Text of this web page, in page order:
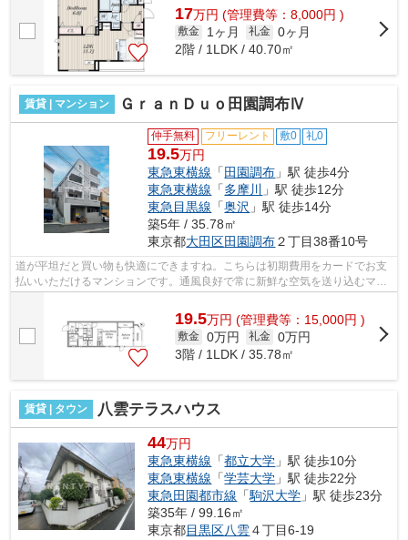
17万円 (管理費等：8,000円 )
敷金 1ヶ月 礼金 0ヶ月
2階 / 1LDK / 40.70㎡
賃貸 | マンション ＧｒａｎＤｕｏ田園調布Ⅳ
仲手無料 フリーレント 敷0 礼0
19.5万円
東急東横線 「 田園調布 」駅 徒歩4分
東急東横線 「多摩川
」駅 徒歩12分
東急目黒線 「奥沢 」駅 徒歩14分
築5年 / 35.78㎡
東京都大田区田園調布２丁目38番10号
道が平坦だと買い物も快適にできますね。こちらは初期費用をカードでお支
払いいただけるマンションです。通風良好で常に新鮮な空気を送り込むマン
19.5万円 (管理費等：15,000円 )
敷金 0万円 礼金 0万円
3階 / 1LDK / 35.78㎡
賃貸 | タウン 八雲テラスハウス
44万円
東急東横線 「都立大学 」駅 徒歩10分
東急東横線 「学芸大学 」駅 徒歩22分
東急田園都市線 「駒沢大学 」駅 徒歩23分
築35年 / 99.16㎡
東京都目黒区八雲４丁目6-19